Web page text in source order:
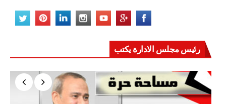
رئيس مجلس الادارة يكتب